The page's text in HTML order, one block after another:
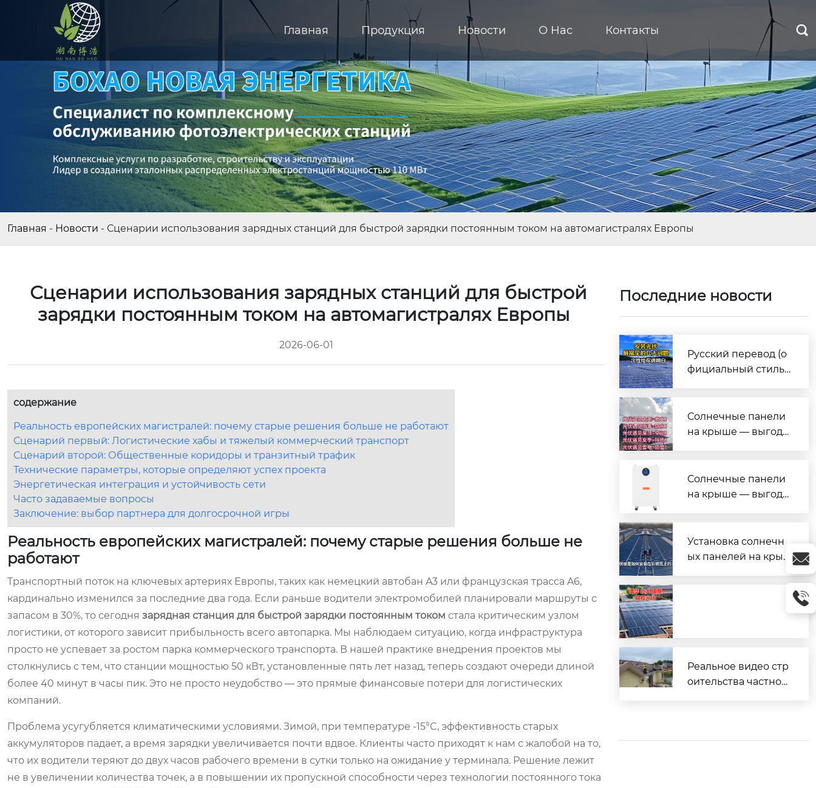
Главная Продукция Новости О Нас Контакты 
Главная - Новости - Сценарии использования зарядных станций для быстрой зарядки постоянным током на автомагистралях Европы
Сценарии использования зарядных станций для быстрой
зарядки постоянным током на автомагистралях Европы
2026-06-01
содержание
Реальность европейских магистралей: почему старые решения больше не работают
Сценарий первый: Логистические хабы и тяжелый коммерческий транспорт
Сценарий второй: Общественные коридоры и транзитный трафик
Технические параметры, которые определяют успех проекта
Энергетическая интеграция и устойчивость сети
Часто задаваемые вопросы
Заключение: выбор партнера для долгосрочной игры
Реальность европейских магистралей: почему старые решения больше не
работают
Транспортный поток на ключевых артериях Европы, таких как немецкий автобан A3 или французская трасса A6,
кардинально изменился за последние два года. Если раньше водители электромобилей планировали маршруты с
запасом в 30%, то сегодня зарядная станция для быстрой зарядки постоянным током стала критическим узлом
логистики, от которого зависит прибыльность всего автопарка. Мы наблюдаем ситуацию, когда инфраструктура
просто не успевает за ростом парка коммерческого транспорта. В нашей практике внедрения проектов мы
столкнулись с тем, что станции мощностью 50 кВт, установленные пять лет назад, теперь создают очереди длиной
более 40 минут в часы пик. Это не просто неудобство — это прямые финансовые потери для логистических
компаний.
Проблема усугубляется климатическими условиями. Зимой, при температуре -15°C, эффективность старых
аккумуляторов падает, а время зарядки увеличивается почти вдвое. Клиенты часто приходят к нам с жалобой на то,
что их водители теряют до двух часов рабочего времени в сутки только на ожидание у терминала. Решение лежит
не в увеличении количества точек, а в повышении их пропускной способности через технологии постоянного тока
Последние новости
Русский перевод (о
фициальный стиль,
ошюры)
Солнечные панели
на крыше — выгода
Солнечные панели
на крыше — выгода
Установка солнечн
ых панелей на кры
(металлочерепицы)
Реальное видео стр
оительства частног